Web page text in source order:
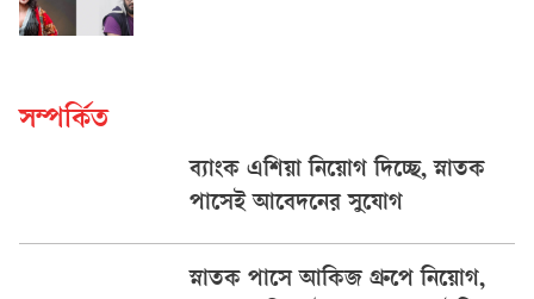
সম্পর্কিত
ব্যাংক এশিয়া নিয়োগ দিচ্ছে, স্নাতক
পাসেই আবেদনের সুযোগ
স্নাতক পাসে আকিজ গ্রুপে নিয়োগ,